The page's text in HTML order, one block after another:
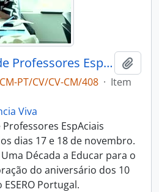
10ª Conferência de Professores Espaciais
PT/CV/CV-CM/408 · Item
Viva
EspAciais
dias 17 e 18 de novembro.
Década a Educar para o
do aniversário dos 10
Portugal.